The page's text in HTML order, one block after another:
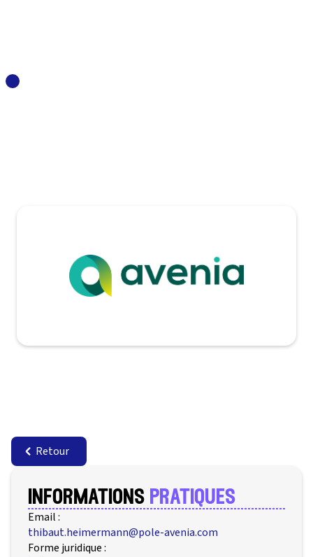
Retour
informations pratiques
Email :
thibaut.heimermann@pole-avenia.com
Forme juridique :